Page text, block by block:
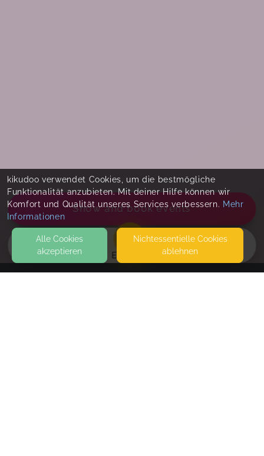
EVENTS
Show and book events
kikudoo verwendet Cookies, um die bestmögliche
Funktionalität anzubieten. Mit deiner Hilfe können wir
Komfort und Qualität unseres Services verbessern. Mehr
Informationen
Alle Cookies
akzeptieren
Nicht­essentielle Cookies
ablehnen